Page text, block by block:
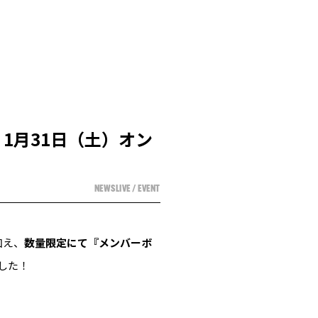
月31日（土）オン
NEWS LIVE / EVENT
、 数量限定にて『メンバーボ
た！